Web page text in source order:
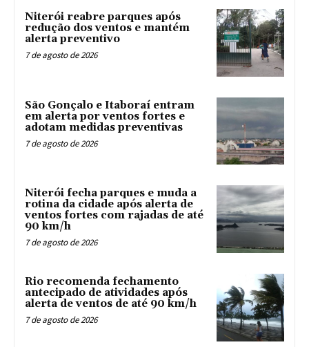
Niterói reabre parques após
redução dos ventos e mantém
alerta preventivo
7 de agosto de 2026
São Gonçalo e Itaboraí entram
em alerta por ventos fortes e
adotam medidas preventivas
7 de agosto de 2026
Niterói fecha parques e muda a
rotina da cidade após alerta de
ventos fortes com rajadas de até
90 km/h
7 de agosto de 2026
Rio recomenda fechamento
antecipado de atividades após
alerta de ventos de até 90 km/h
7 de agosto de 2026